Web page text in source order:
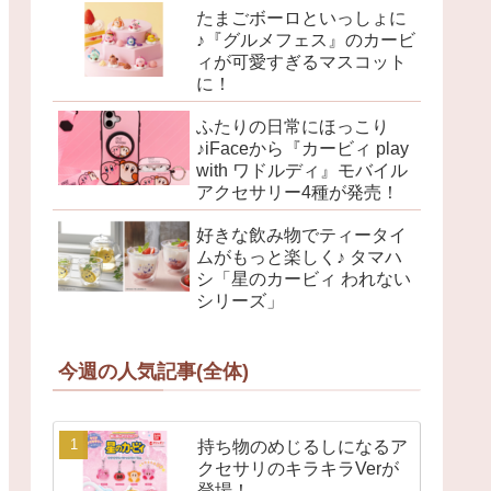
たまごボーロといっしょに
♪『グルメフェス』のカービ
ィが可愛すぎるマスコット
に！
ふたりの日常にほっこり
♪iFaceから『カービィ play
with ワドルディ』モバイル
アクセサリー4種が発売！
好きな飲み物でティータイ
ムがもっと楽しく♪ タマハ
シ「星のカービィ われない
シリーズ」
今週の人気記事(全体)
持ち物のめじるしになるア
クセサリのキラキラVerが